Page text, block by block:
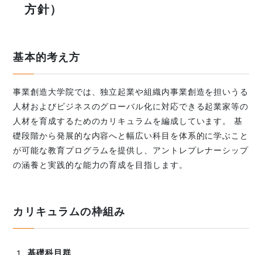
方針）
基本的考え方
事業創造大学院では、独立起業や組織内事業創造を担いうる
人材およびビジネスのグローバル化に対応できる起業家等の
人材を育成するためのカリキュラムを編成しています。 基
礎段階から発展的な内容へと幅広い科目を体系的に学ぶこと
が可能な教育プログラムを提供し、アントレプレナーシップ
の涵養と実践的な能力の育成を目指します。
カリキュラムの枠組み
基礎科目群